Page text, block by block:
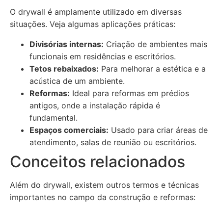
O drywall é amplamente utilizado em diversas
situações. Veja algumas aplicações práticas:
Divisórias internas: Criação de ambientes mais
funcionais em residências e escritórios.
Tetos rebaixados: Para melhorar a estética e a
acústica de um ambiente.
Reformas: Ideal para reformas em prédios
antigos, onde a instalação rápida é
fundamental.
Espaços comerciais: Usado para criar áreas de
atendimento, salas de reunião ou escritórios.
Conceitos relacionados
Além do drywall, existem outros termos e técnicas
importantes no campo da construção e reformas: